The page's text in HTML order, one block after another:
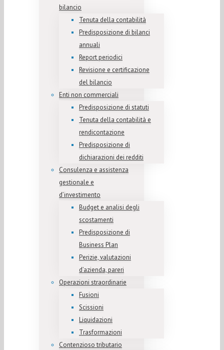
bilancio
Tenuta della contabilità
Predisposizione di bilanci
annuali
Report periodici
Revisione e certificazione
del bilancio
Enti non commerciali
Predisposizione di statuti
Tenuta della contabilità e
rendicontazione
Predisposizione di
dichiarazioni dei redditi
Consulenza e assistenza
gestionale e
d’investimento
Budget e analisi degli
scostamenti
Predisposizione di
Business Plan
Perizie, valutazioni
d’azienda, pareri
Operazioni straordinarie
Fusioni
Scissioni
Liquidazioni
Trasformazioni
Contenzioso tributario